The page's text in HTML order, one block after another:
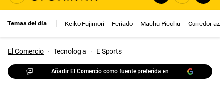
Temas del día Keiko Fujimori Feriado Machu Picchu Corredor
El Comercio · Tecnologia · E Sports
Añadir El Comercio como fuente preferida en